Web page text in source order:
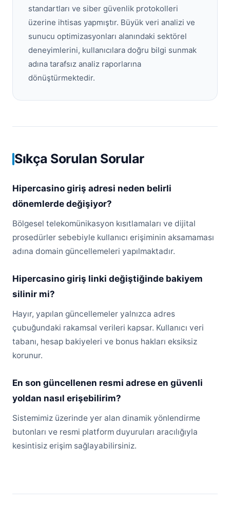
standartları ve siber güvenlik protokolleri
üzerine ihtisas yapmıştır. Büyük veri analizi ve
sunucu optimizasyonları alanındaki sektörel
deneyimlerini, kullanıcılara doğru bilgi sunmak
adına tarafsız analiz raporlarına
dönüştürmektedir.
Sıkça Sorulan Sorular
Hipercasino giriş adresi neden belirli
dönemlerde değişiyor?
Bölgesel telekomünikasyon kısıtlamaları ve dijital
prosedürler sebebiyle kullanıcı erişiminin aksamaması
adına domain güncellemeleri yapılmaktadır.
Hipercasino giriş linki değiştiğinde bakiyem
silinir mi?
Hayır, yapılan güncellemeler yalnızca adres
çubuğundaki rakamsal verileri kapsar. Kullanıcı veri
tabanı, hesap bakiyeleri ve bonus hakları eksiksiz
korunur.
En son güncellenen resmi adrese en güvenli
yoldan nasıl erişebilirim?
Sistemimiz üzerinde yer alan dinamik yönlendirme
butonları ve resmi platform duyuruları aracılığıyla
kesintisiz erişim sağlayabilirsiniz.